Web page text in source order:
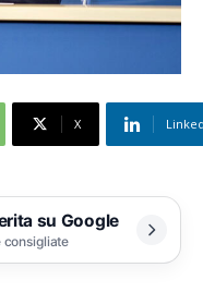
X
su Google
consigliate